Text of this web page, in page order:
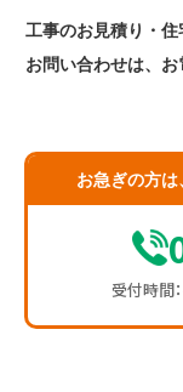
工事のお見積り・
お問い合わせは、 お
お急ぎの方は
受付時間